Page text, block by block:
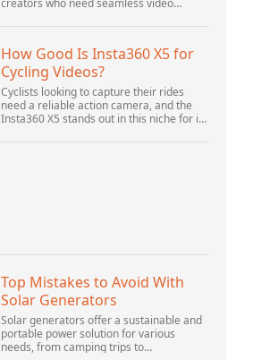
creators who need seamless video
for vlogging, live streaming, and video
How Good Is Insta360 X5 for
Cycling Videos?
Cyclists looking to capture their rides
need a reliable action camera, and the
Insta360 X5 stands out in this niche for its
Offering top-of-the-line 8K 360° video ca...
Top Mistakes to Avoid With
Solar Generators
Solar generators offer a sustainable and
portable power solution for various
needs, from camping trips to